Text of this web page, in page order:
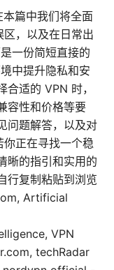
篇中我们将全面
，以及在日常出
一份简短直接的
中提升隐私和安
适的 VPN 时，
容性和价格等要
问题解答，以及对
正在寻找一个稳
晰的指引和实用的
行复制粘贴到浏览
Artificial
VPN
techRadar